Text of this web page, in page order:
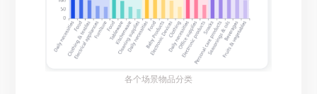
各个场景物品分类